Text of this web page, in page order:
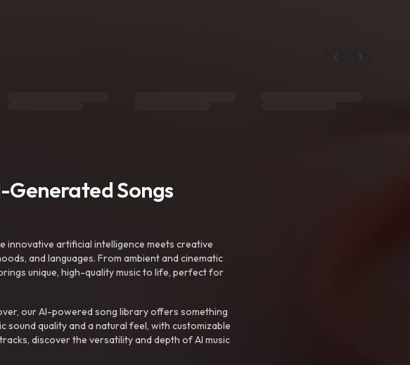
Generated Songs
innovative artificial intelligence meets creative
and languages. From ambient and cinematic
unique, high-quality music to life, perfect for
our AI-powered song library offers something
quality and a natural feel, with customizable
discover the versatility and depth of AI music